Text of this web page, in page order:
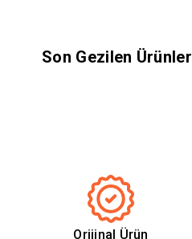
Son Gezilen Ürünler
Orijinal Ürün